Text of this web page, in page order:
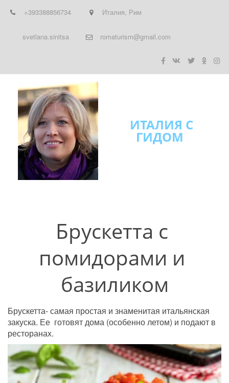
+393388856734 Италия, Рим
svetlana.sinitsa romaturism@gmail.com
ИТАЛИЯ С
ГИДОМ
Брускетта с
помидорами и
базиликом
Брускетта- самая простая и знаменитая итальянская
закуска. Ее  готовят дома (особенно летом) и подают в
ресторанах.